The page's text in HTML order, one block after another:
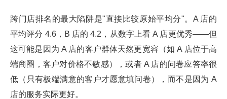
跨门店排名的最大陷阱是"直接比较原始平均分"。A 店的
平均评分 4.6，B 店的 4.2，从数字上看 A 店更优秀——但
这可能是因为 A 店的客户群体天然更宽容（如 A 店位于高
端商圈，客户对价格不敏感），或者 A 店的问卷应答率很
低（只有极端满意的客户才愿意填问卷），而不是因为 A
店的服务实际更好。